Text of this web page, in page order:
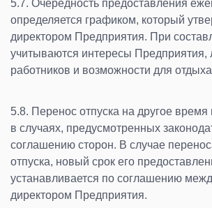
5.7. Очередность предоставления
определяется графиком, который
директором Предприятия. При
учитываются интересы Предприятия,
работников и возможности для
5.8. Перенос отпуска на другое
в случаях, предусмотренных
соглашению сторон. В случае
отпуска, новый срок его
устанавливается по соглашению
директором Предприятия.